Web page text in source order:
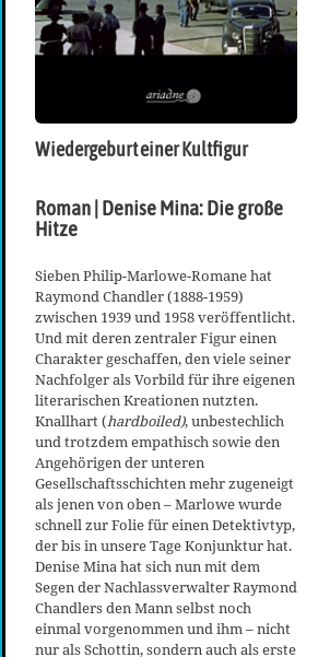
Wiedergeburt einer Kultfigur
Roman | Denise Mina: Die große
Hitze
Sieben Philip-Marlowe-Romane hat
Raymond Chandler (1888-1959)
zwischen 1939 und 1958 veröffentlicht.
Und mit deren zentraler Figur einen
Charakter geschaffen, den viele seiner
Nachfolger als Vorbild für ihre eigenen
literarischen Kreationen nutzten.
Knallhart (hardboiled), unbestechlich
und trotzdem empathisch sowie den
Angehörigen der unteren
Gesellschaftsschichten mehr zugeneigt
als jenen von oben – Marlowe wurde
schnell zur Folie für einen Detektivtyp,
der bis in unsere Tage Konjunktur hat.
Denise Mina hat sich nun mit dem
Segen der Nachlassverwalter Raymond
Chandlers den Mann selbst noch
einmal vorgenommen und ihm – nicht
nur als Schottin, sondern auch als erste